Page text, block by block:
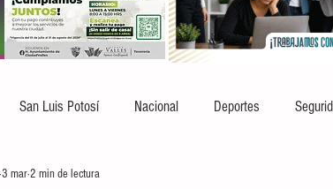
San Luis Potosí Nacional Deportes
3 mar2 min de lectura